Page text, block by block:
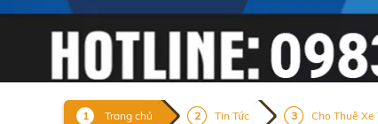
Trang chủ Tin Tức Cho Thuê Xe